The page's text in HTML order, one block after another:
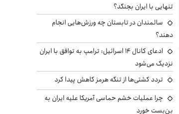
تنهایی با ایران بجنگد؟
سالمندان در تابستان چه ورزش‌هایی انجام
دهند؟
ادعای کانال ۱۴ اسرائیل: ترامپ به توافق با ایران
نزدیک می‌شود
تردد کشتی‌ها از تنگه هرمز کاهش پیدا کرد
چرا عملیات خشم حماسی آمریکا علیه ایران به
بن‌بست خورد